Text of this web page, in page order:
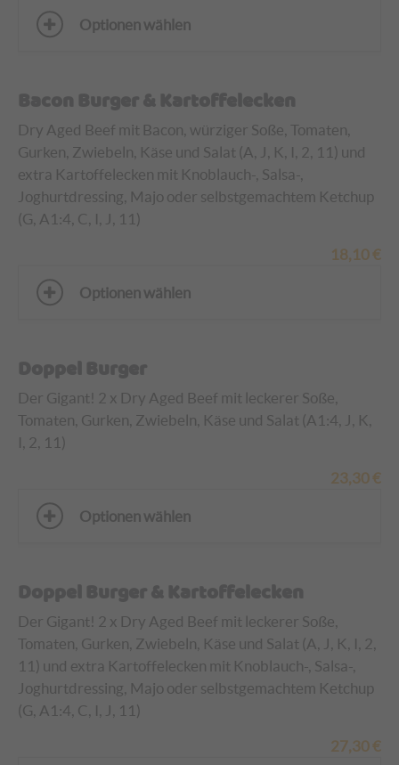
Optionen wählen
Bacon Burger & Kartoffelecken
Dry Aged Beef mit Bacon, würziger Soße, Tomaten,
Gurken, Zwiebeln, Käse und Salat (A, J, K, I, 2, 11) und
extra Kartoffelecken mit Knoblauch-, Salsa-,
Joghurtdressing, Majo oder selbstgemachtem Ketchup
(G, A1:4, C, I, J, 11)
18,10 €
Optionen wählen
Doppel Burger
Der Gigant! 2 x Dry Aged Beef mit leckerer Soße,
Tomaten, Gurken, Zwiebeln, Käse und Salat (A1:4, J, K,
I, 2, 11)
23,30 €
Optionen wählen
Doppel Burger & Kartoffelecken
Der Gigant! 2 x Dry Aged Beef mit leckerer Soße,
Tomaten, Gurken, Zwiebeln, Käse und Salat (A, J, K, I, 2,
11) und extra Kartoffelecken mit Knoblauch-, Salsa-,
Joghurtdressing, Majo oder selbstgemachtem Ketchup
(G, A1:4, C, I, J, 11)
27,30 €